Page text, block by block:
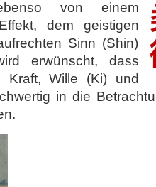
von einem
dem geistigen
Sinn (Shin)
erwünscht, dass
Kraft, Wille (Ki) und
in die